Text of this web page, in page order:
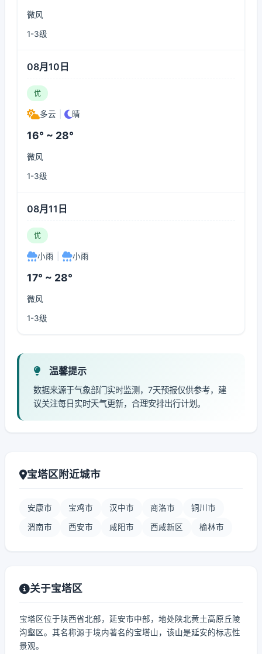
微风
1-3级
08月10日
优
多云 晴
16° ~ 28°
微风
1-3级
08月11日
优
小雨 小雨
17° ~ 28°
微风
1-3级
温馨提示
数据来源于气象部门实时监测，7天预报仅供参考，建
议关注每日实时天气更新，合理安排出行计划。
宝塔区附近城市
安康市 宝鸡市 汉中市 商洛市 铜川市
渭南市 西安市 咸阳市 西咸新区 榆林市
关于宝塔区
宝塔区位于陕西省北部，延安市中部，地处陕北黄土高原丘陵
沟壑区。其名称源于境内著名的宝塔山，该山是延安的标志性
景观。